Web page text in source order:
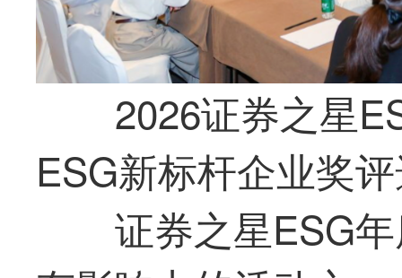
2026证券之星
ESG新标杆企业奖
证券之星ESG